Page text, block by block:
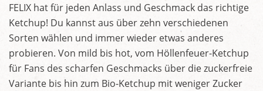
FELIX hat für jeden Anlass und Geschmack das richtige
Ketchup! Du kannst aus über zehn verschiedenen
Sorten wählen und immer wieder etwas anderes
probieren. Von mild bis hot, vom Höllenfeuer-Ketchup
für Fans des scharfen Geschmacks über die zuckerfreie
Variante bis hin zum Bio-Ketchup mit weniger Zucker